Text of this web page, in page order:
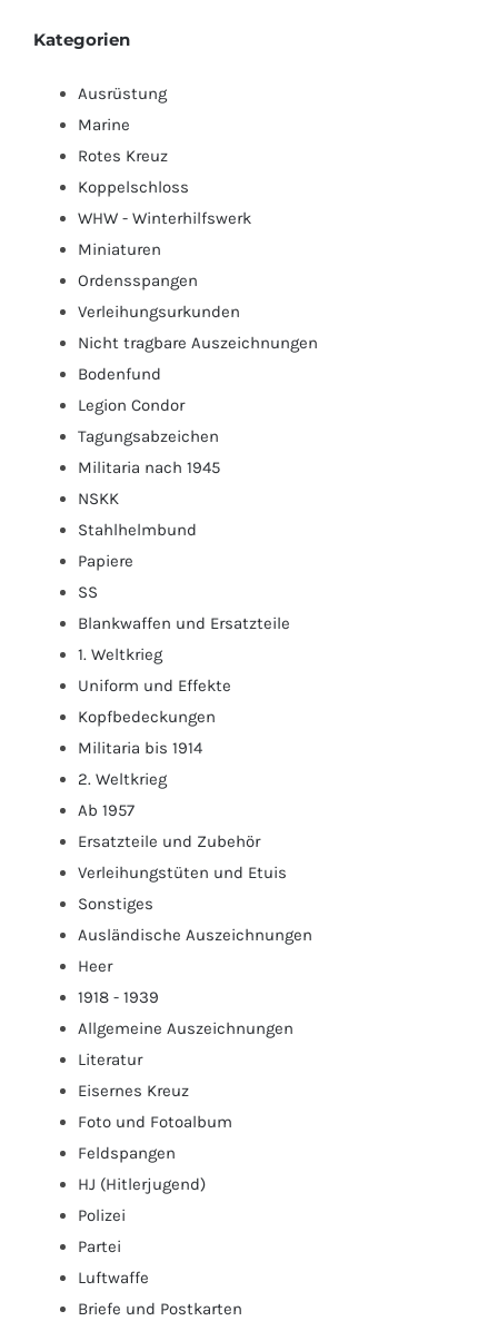
Kategorien
Ausrüstung
Marine
Rotes Kreuz
Koppelschloss
WHW - Winterhilfswerk
Miniaturen
Ordensspangen
Verleihungsurkunden
Nicht tragbare Auszeichnungen
Bodenfund
Legion Condor
Tagungsabzeichen
Militaria nach 1945
NSKK
Stahlhelmbund
Papiere
SS
Blankwaffen und Ersatzteile
1. Weltkrieg
Uniform und Effekte
Kopfbedeckungen
Militaria bis 1914
2. Weltkrieg
Ab 1957
Ersatzteile und Zubehör
Verleihungstüten und Etuis
Sonstiges
Ausländische Auszeichnungen
Heer
1918 - 1939
Allgemeine Auszeichnungen
Literatur
Eisernes Kreuz
Foto und Fotoalbum
Feldspangen
HJ (Hitlerjugend)
Polizei
Partei
Luftwaffe
Briefe und Postkarten